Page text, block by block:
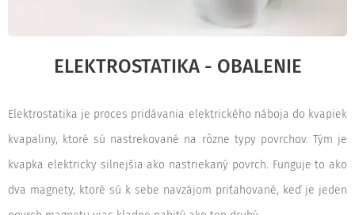
ELEKTROSTATIKA - OBALENIE
Elektrostatika je proces pridávania elektrického náboja do kvapiek
kvapaliny, ktoré sú nastrekované na rôzne typy povrchov. Tým je
kvapka elektricky silnejšia ako nastriekaný povrch. Funguje to ako
dva magnety, ktoré sú k sebe navzájom priťahované, keď je jeden